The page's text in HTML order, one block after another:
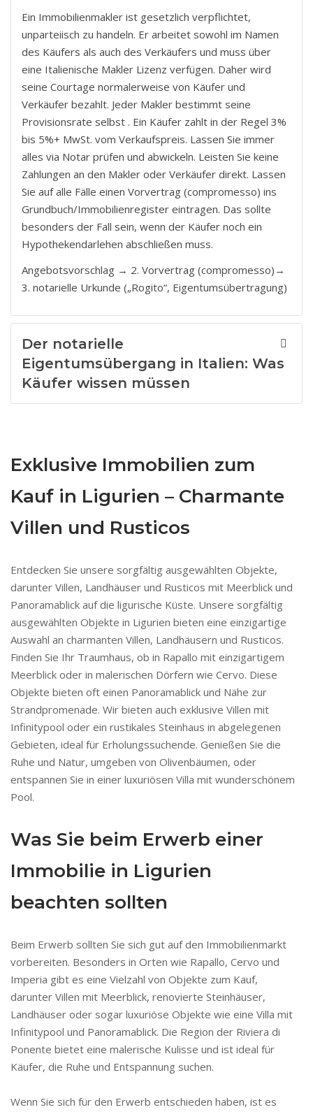
Ein Immobilienmakler ist gesetzlich verpflichtet,
unparteiisch zu handeln. Er arbeitet sowohl im Namen
des Käufers als auch des Verkäufers und muss über
eine Italienische Makler Lizenz verfügen. Daher wird
seine Courtage normalerweise von Käufer und
Verkäufer bezahlt. Jeder Makler bestimmt seine
Provisionsrate selbst . Ein Käufer zahlt in der Regel 3%
bis 5%+ MwSt. vom Verkaufspreis. Lassen Sie immer
alles via Notar prüfen und abwickeln. Leisten Sie keine
Zahlungen an den Makler oder Verkäufer direkt. Lassen
Sie auf alle Fälle einen Vorvertrag (compromesso) ins
Grundbuch/Immobilienregister eintragen. Das sollte
besonders der Fall sein, wenn der Käufer noch ein
Hypothekendarlehen abschließen muss.
Angebotsvorschlag → 2. Vorvertrag (compromesso)→
3. notarielle Urkunde („Rogito“, Eigentumsübertragung)
Der notarielle
Eigentumsübergang in Italien: Was
Käufer wissen müssen
Exklusive Immobilien zum
Kauf in Ligurien – Charmante
Villen und Rusticos
Entdecken Sie unsere sorgfältig ausgewählten Objekte,
darunter Villen, Landhäuser und Rusticos mit Meerblick und
Panoramablick auf die ligurische Küste. Unsere sorgfältig
ausgewählten Objekte in Ligurien bieten eine einzigartige
Auswahl an charmanten Villen, Landhäusern und Rusticos.
Finden Sie Ihr Traumhaus, ob in Rapallo mit einzigartigem
Meerblick oder in malerischen Dörfern wie Cervo. Diese
Objekte bieten oft einen Panoramablick und Nähe zur
Strandpromenade. Wir bieten auch exklusive Villen mit
Infinitypool oder ein rustikales Steinhaus in abgelegenen
Gebieten, ideal für Erholungssuchende. Genießen Sie die
Ruhe und Natur, umgeben von Olivenbäumen, oder
entspannen Sie in einer luxuriösen Villa mit wunderschönem
Pool.
Was Sie beim Erwerb einer
Immobilie in Ligurien
beachten sollten
Beim Erwerb sollten Sie sich gut auf den Immobilienmarkt
vorbereiten. Besonders in Orten wie Rapallo, Cervo und
Imperia gibt es eine Vielzahl von Objekte zum Kauf,
darunter Villen mit Meerblick, renovierte Steinhäuser,
Landhäuser oder sogar luxuriöse Objekte wie eine Villa mit
Infinitypool und Panoramablick. Die Region der Riviera di
Ponente bietet eine malerische Kulisse und ist ideal für
Käufer, die Ruhe und Entspannung suchen.
Wenn Sie sich für den Erwerb entschieden haben, ist es